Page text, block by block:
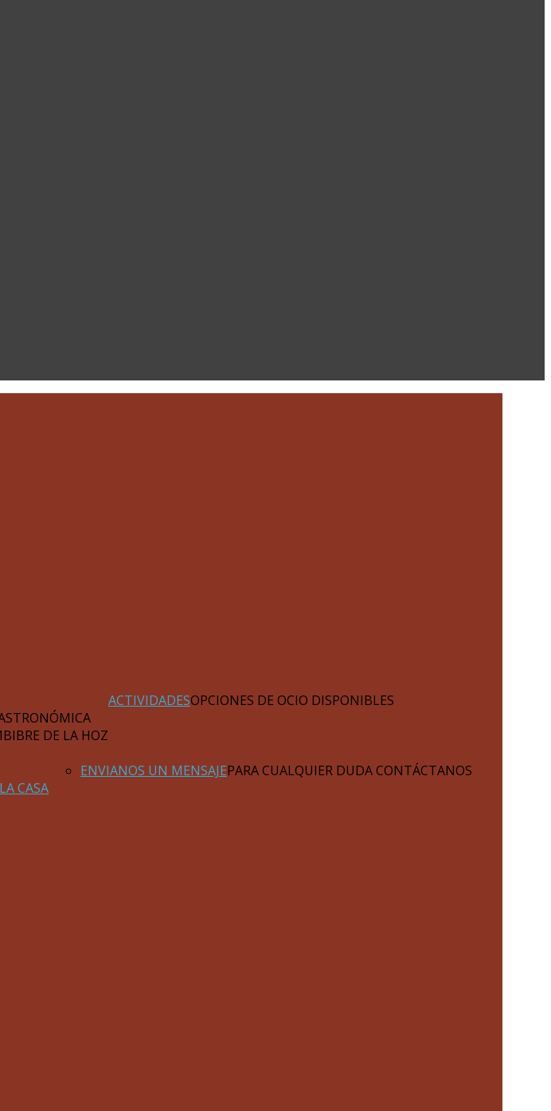
ACTIVIDADESOPCIONES DE OCIO DISPONIBLES
DE LA HOZ
CASA
ENVIANOS UN MENSAJEPARA CUALQUIER DUDA CONTÁCTANOS